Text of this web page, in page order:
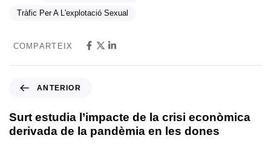
Tràfic Per A L'explotació Sexual
COMPARTEIX
ANTERIOR
Surt estudia l’impacte de la crisi econòmica
derivada de la pandèmia en les dones